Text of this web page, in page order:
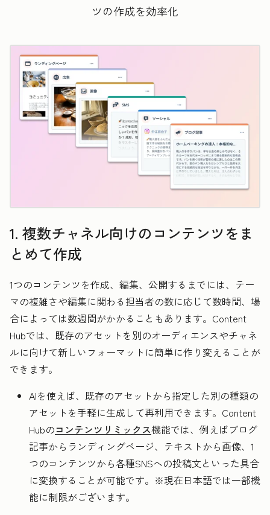
ツの作成を効率化
1. 複数チャネル向けのコンテンツをま
とめて作成
1つのコンテンツを作成、編集、公開するまでには、テー
マの複雑さや編集に関わる担当者の数に応じて数時間、場
合によっては数週間がかかることもあります。Content
Hubでは、既存のアセットを別のオーディエンスやチャネ
ルに向けて新しいフォーマットに簡単に作り変えることが
できます。
AIを使えば、既存のアセットから指定した別の種類の
アセットを手軽に生成して再利用できます。Content
Hubのコンテンツリミックス機能では、例えばブログ
記事からランディングページ、テキストから画像、1
つのコンテンツから各種SNSへの投稿文といった具合
に変換することが可能です。※現在日本語では一部機
能に制限がございます。